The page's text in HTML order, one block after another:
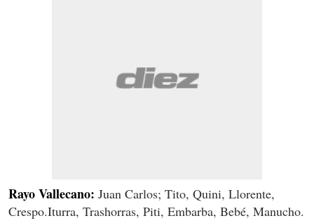
Rayo Vallecano: Juan Carlos; Tito, Quini, Llorente,
Crespo.Iturra, Trashorras, Piti, Embarba, Bebé, Manucho.